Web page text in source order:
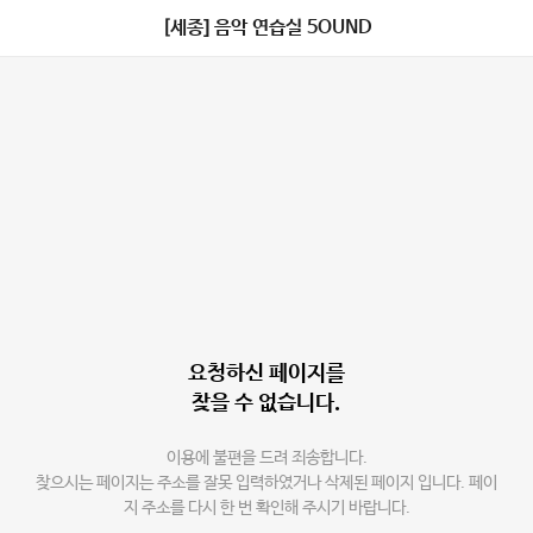
[세종] 음악 연습실 5OUND
요청하신 페이지를
찾을 수 없습니다.
이용에 불편을 드려 죄송합니다.
찾으시는 페이지는 주소를 잘못 입력하였거나 삭제된 페이지 입니다. 페이
지 주소를 다시 한 번 확인해 주시기 바랍니다.